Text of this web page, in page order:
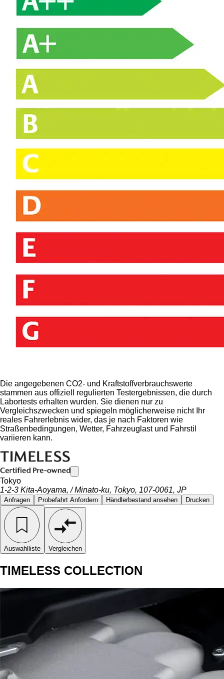
Die angegebenen CO2- und Kraftstoffverbrauchswerte
stammen aus offiziell regulierten Testergebnissen, die durch
Labortests erhalten wurden. Sie dienen nur zu
Vergleichszwecken und spiegeln möglicherweise nicht Ihr
reales Fahrerlebnis wider, das je nach Faktoren wie
Straßenbedingungen, Wetter, Fahrzeuglast und Fahrstil
variieren kann.
Tokyo
1-2-3 Kita-Aoyama, / Minato-ku, Tokyo, 107-0061, JP
Anfragen Probefahrt Anfordern Händlerbestand ansehen Drucken
Auswahlliste Vergleichen
TIMELESS COLLECTION